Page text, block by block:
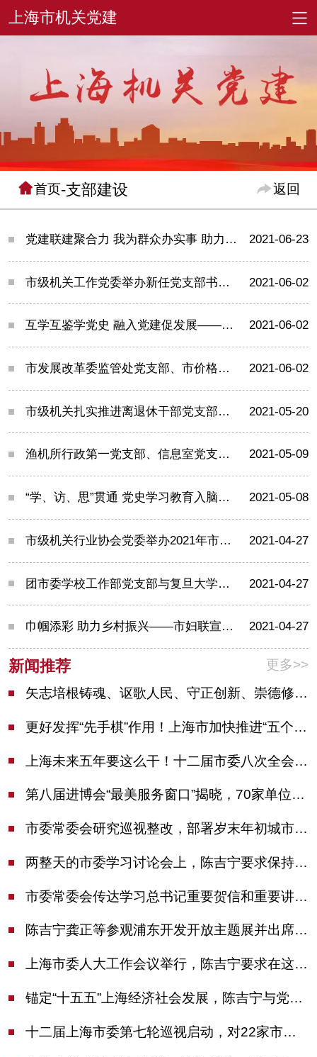
首页-支部建设 返回
党建联建聚合力 我为群众办实事 助力加装电梯按下电力服务“快捷键” 2021-06-23
市级机关工作党委举办新任党支部书记培训示范班 2021-06-02
互学互鉴学党史 融入党建促发展——市气象局科技法规党支部与市生态环境局科技法规党支部开展党建联建活动 2021-06-02
市发展改革委监管处党支部、市价格认证中心党总支联合开展“节日里的党史教育”主题党日活动 2021-06-02
市级机关扎实推进离退休干部党支部建设 2021-05-20
渔机所行政第一党支部、信息室党支部联合开展“加强党史学习教育，传承红色基因”主题党日活动 2021-05-09
“学、访、思”贯通 党史学习教育入脑入心 2021-05-08
市级机关行业协会党委举办2021年市级机关行业协会商会党支部书记专题培训班 2021-04-27
团市委学校工作部党支部与复旦大学马克思主义学院2020级博士生第一党支部、第二党支部开展“力行学党史、为学强信念”联组学习活动 2021-04-27
巾帼添彩 助力乡村振兴——市妇联宣网部、发联部党支部联合开展主题党日活动 2021-04-27
新闻推荐
更多>>
矢志培根铸魂、讴歌人民、守正创新、崇德修身！这场座谈会上，陈吉宁对全市文化战线提出期望
更好发挥“先手棋”作用！上海市加快推进“五个中心”建设领导小组会议举行
上海未来五年要这么干！十二届市委八次全会审议通过上海“十五五”规划建议
第八届进博会“最美服务窗口”揭晓，70家单位诠释“上海服务”温度
市委常委会研究巡视整改，部署岁末年初城市安全工作
两整天的市委学习讨论会上，陈吉宁要求保持战略定力始终坚定信心善于科学应对
市委常委会传达学习总书记重要贺信和重要讲话精神，研究党建引领物业治理等工作
陈吉宁龚正等参观浦东开发开放主题展并出席座谈会
上海市委人大工作会议举行，陈吉宁要求在这些方面更加奋发有为
锚定“十五五”上海经济社会发展，陈吉宁与党外人士专题协商座谈
十二届上海市委第七轮巡视启动，对22家市管单位开展常规巡视